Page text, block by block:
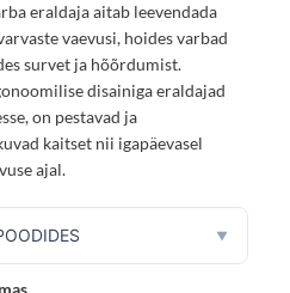
eraldaja aitab leevendada
vaevusi, hoides varbad
survet ja hõõrdumist.
disainiga eraldajad
on pestavad ja
kaitset nii igapäevasel
ajal.
▼